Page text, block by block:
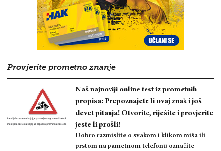
Provjerite prometno znanje
Naš najnoviji online test iz prometnih
propisa: Prepoznajete li ovaj znak i još
devet pitanja! Otvorite, riješite i provjerite
jeste li prošli!
Dobro razmislite o svakom i klikom miša ili
prstom na pametnom telefonu označite